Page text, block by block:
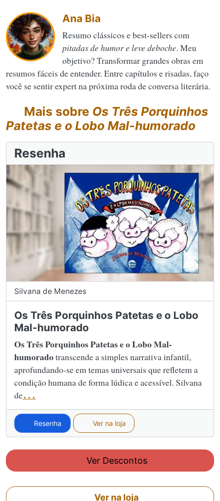
Ana Bia
Resumo clássicos e best-sellers com
pitadas de humor e leve deboche. Meu
objetivo? Transformar grandes obras em
resumos fáceis de entender. Entre capítulos e risadas, faço
você se sentir expert na próxima roda de conversa literária.
Mais sobre Os Três Porquinhos
Patetas e o Lobo Mal-humorado
Resenha
Silvana de Menezes
Os Três Porquinhos Patetas e o Lobo
Mal-humorado
Os Três Porquinhos Patetas e o Lobo Mal-
humoradotranscende a simples narrativa infantil,
aprofundando-se em temas universais que refletem a
condição humana de forma lúdica e acessível. Silvana
de...
Resenha Ver na loja
Ver Descontos
Ver na loja